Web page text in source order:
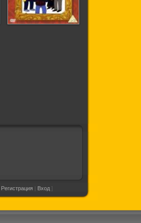
Регистрация | Вход ]